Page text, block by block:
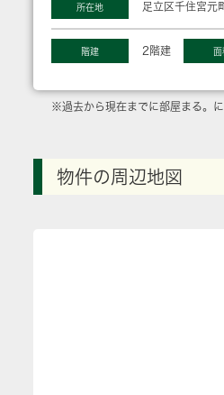
所在地 足立区千住宮元
階建 2階建 面
※過去から現在までに部屋まる。
物件の周辺地図